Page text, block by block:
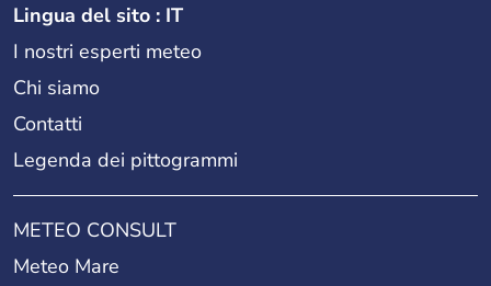
Lingua del sito : IT
I nostri esperti meteo
Chi siamo
Contatti
Legenda dei pittogrammi
METEO CONSULT
Meteo Mare